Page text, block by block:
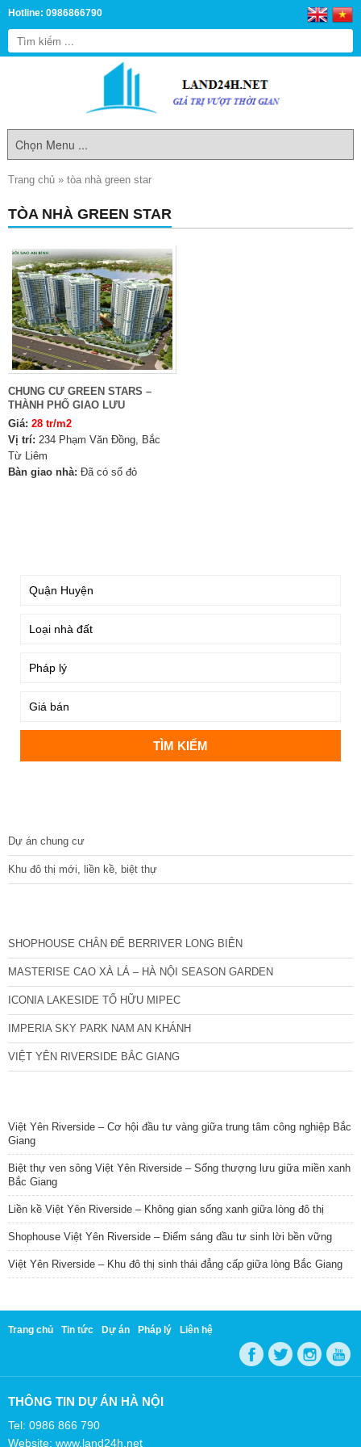
Hotline: 0986866790
Trang chủ » tòa nhà green star
TÒA NHÀ GREEN STAR
CHUNG CƯ GREEN STARS –
THÀNH PHỐ GIAO LƯU
Giá: 28 tr/m2
Vị trí: 234 Phạm Văn Đồng, Bắc
Từ Liêm
Bàn giao nhà: Đã có sổ đỏ
Dự án chung cư
Khu đô thị mới, liền kề, biệt thự
SHOPHOUSE CHÂN ĐẾ BERRIVER LONG BIÊN
MASTERISE CAO XÀ LÁ – HÀ NỘI SEASON GARDEN
ICONIA LAKESIDE TỐ HỮU MIPEC
IMPERIA SKY PARK NAM AN KHÁNH
VIỆT YÊN RIVERSIDE BẮC GIANG
Việt Yên Riverside – Cơ hội đầu tư vàng giữa trung tâm công nghiệp Bắc
Giang
Biệt thự ven sông Việt Yên Riverside – Sống thượng lưu giữa miền xanh
Bắc Giang
Liền kề Việt Yên Riverside – Không gian sống xanh giữa lòng đô thị
Shophouse Việt Yên Riverside – Điểm sáng đầu tư sinh lời bền vững
Việt Yên Riverside – Khu đô thị sinh thái đẳng cấp giữa lòng Bắc Giang
Trang chủ Tin tức Dự án Pháp lý Liên hệ
THÔNG TIN DỰ ÁN HÀ NỘI
Tel: 0986 866 790
Website: www.land24h.net